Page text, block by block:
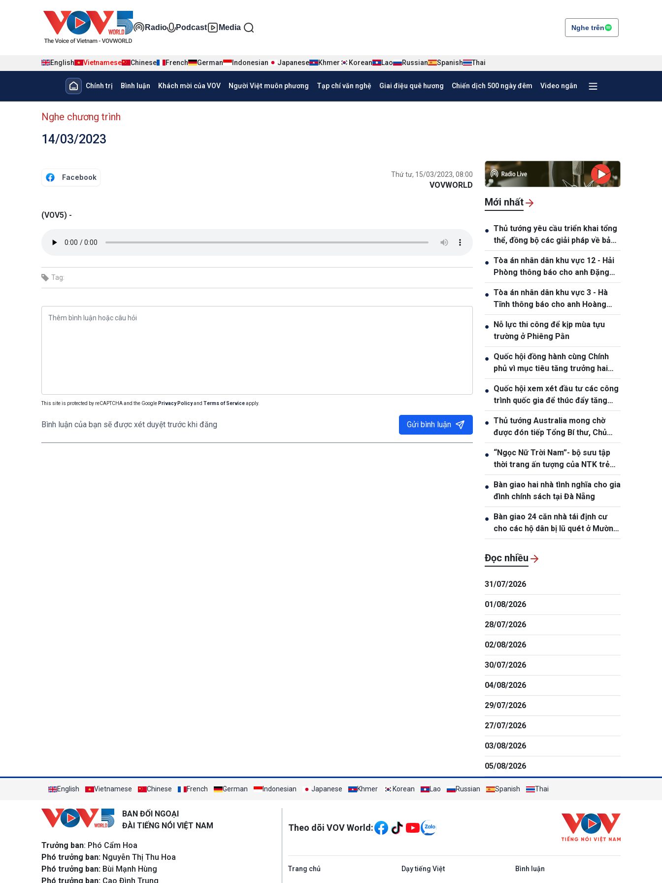
Đa phương tiện tiếng Việt
Radio Podcast Media Nghe trên
English Vietnamese Chinese French German Indonesian Japanese Khmer Korean Lao Russian Spanish Thai
Main navigation
Chính trị Bình luận Khách mời của VOV Người Việt muôn phương Tạp chí văn nghệ Giai điệu quê hương Chiến dịch 500 ngày đêm Video ngắn
menu phụ tiếng Việt
Nghe chương trình
14/03/2023
Facebook Thứ tư, 15/03/2023, 08:00
VOVWORLD
(VOV5) -
Tag:
This site is protected by reCAPTCHA and the Google Privacy Policyand Terms of Serviceapply.
Bình luận của bạn sẽ được xét duyệt trước khi đăng Gửi bình luận
Mới nhất
● Thủ tướng yêu cầu triển khai tổng
thể, đồng bộ các giải pháp về bảo
đảm an ninh mạng
● Tòa án nhân dân khu vực 12 - Hải
Phòng thông báo cho anh Đặng
Hồng Tiệp, sinh ngày 20/5/1989
● Tòa án nhân dân khu vực 3 - Hà
Tĩnh thông báo cho anh Hoàng
Phan Anh, sinh năm 1980
● Nỗ lực thi công để kịp mùa tựu
trường ở Phiêng Pằn
● Quốc hội đồng hành cùng Chính
phủ vì mục tiêu tăng trưởng hai
con số
● Quốc hội xem xét đầu tư các công
trình quốc gia để thúc đẩy tăng
trưởng
● Thủ tướng Australia mong chờ
được đón tiếp Tổng Bí thư, Chủ
tịch nước Tô Lâm tới thăm
● “Ngọc Nữ Trời Nam”- bộ sưu tập
thời trang ấn tượng của NTK trẻ
Đỗ Quang Trường
● Bàn giao hai nhà tình nghĩa cho gia
đình chính sách tại Đà Nẵng
● Bàn giao 24 căn nhà tái định cư
cho các hộ dân bị lũ quét ở Mường
Than
Đọc nhiều
31/07/2026
01/08/2026
28/07/2026
02/08/2026
30/07/2026
04/08/2026
29/07/2026
27/07/2026
03/08/2026
05/08/2026
English Vietnamese Chinese French German Indonesian Japanese Khmer Korean Lao Russian Spanish Thai
BAN ĐỐI NGOẠI
ĐÀI TIẾNG NÓI VIỆT NAM
Trưởng ban: Phó Cẩm Hoa
Phó trưởng ban: Nguyễn Thị Thu Hoa
Phó trưởng ban: Bùi Mạnh Hùng
Phó trưởng ban: Cao Đình Trung
Theo dõi VOV World:
Trang chủ Dạy tiếng Việt Bình luận